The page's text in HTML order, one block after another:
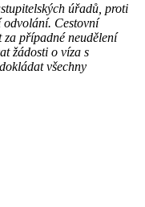
úřadů, proti
odvolání. Cestovní
za případné neudělení
žádosti o víza s
všechny